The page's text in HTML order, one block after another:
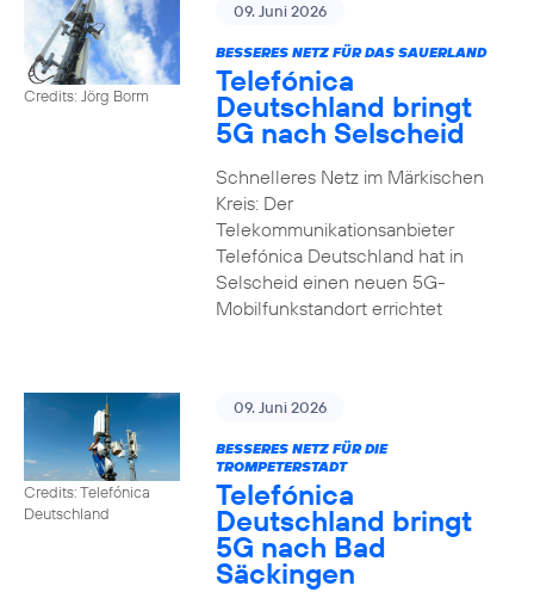
Credits: Jörg Borm
09. Juni 2026
BESSERES NETZ FÜR DAS SAUERLAND
Telefónica
Deutschland bringt
5G nach Selscheid
Schnelleres Netz im Märkischen
Kreis: Der
Telekommunikationsanbieter
Telefónica Deutschland hat in
Selscheid einen neuen 5G-
Mobilfunkstandort errichtet
Credits: Telefónica
Deutschland
09. Juni 2026
BESSERES NETZ FÜR DIE
TROMPETERSTADT
Telefónica
Deutschland bringt
5G nach Bad
Säckingen